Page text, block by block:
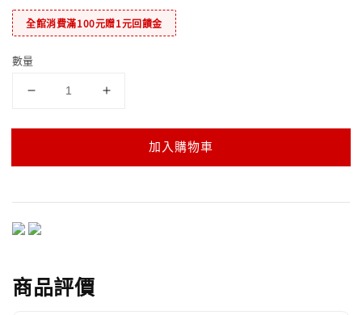
全館消費滿100元贈1元回饋金
數量
加入購物車
商品評價